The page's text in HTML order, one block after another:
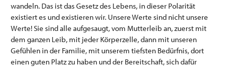
wandeln. Das ist das Gesetz des Lebens, in dieser Polarität
existiert es und existieren wir. Unsere Werte sind nicht unsere
Werte! Sie sind alle aufgesaugt, vom Mutterleib an, zuerst mit
dem ganzen Leib, mit jeder Körperzelle, dann mit unseren
Gefühlen in der Familie, mit unserem tiefsten Bedürfnis, dort
einen guten Platz zu haben und der Bereitschaft, sich dafür